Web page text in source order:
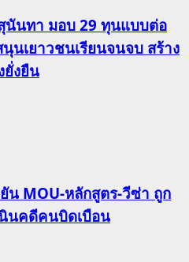
นันทา มอบ 29 ทุนแบบต่อ
นเยาวชนเรียนจนจบ สร้าง
ยั่งยืน
น MOU-หลักสูตร-วีซ่า ถูก
นคดีคนบิดเบือน